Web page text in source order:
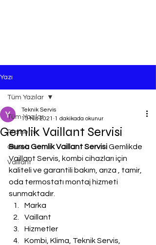
Yazı
Tüm Yazılar
Protherm
Genel
Vaillant
Tüm Yazılar
Gemlik Vaillant Servisi
Teknik Servis
13 Nis 2021 1 dakikada okunur
Bursa Gemlik Vaillant Servisi Gemlikde
Vaillant Servis, kombi cihazları için
kaliteli ve garantili bakım, arıza , tamir,
oda termostatı montaj hizmeti
sunmaktadır.
Marka
Vaillant
Hizmetler
Kombi, Klima, Teknik Servis,